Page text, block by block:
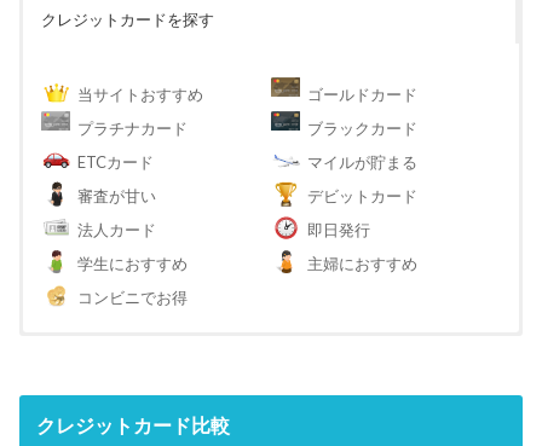
クレジットカードを探す
当サイトおすすめ
ゴールドカード
プラチナカード
ブラックカード
ETCカード
マイルが貯まる
審査が甘い
デビットカード
法人カード
即日発行
学生におすすめ
主婦におすすめ
コンビニでお得
クレジットカード比較